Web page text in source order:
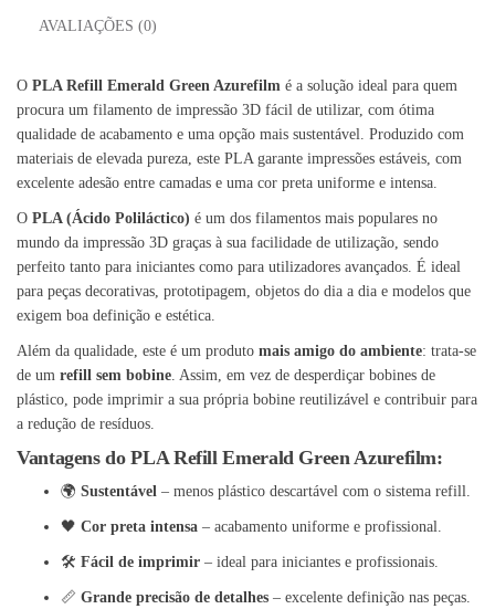
AVALIAÇÕES (0)
O PLA Refill Emerald Green Azurefilm é a solução ideal para quem
procura um filamento de impressão 3D fácil de utilizar, com ótima
qualidade de acabamento e uma opção mais sustentável. Produzido com
materiais de elevada pureza, este PLA garante impressões estáveis, com
excelente adesão entre camadas e uma cor preta uniforme e intensa.
O PLA (Ácido Poliláctico) é um dos filamentos mais populares no
mundo da impressão 3D graças à sua facilidade de utilização, sendo
perfeito tanto para iniciantes como para utilizadores avançados. É ideal
para peças decorativas, prototipagem, objetos do dia a dia e modelos que
exigem boa definição e estética.
Além da qualidade, este é um produto mais amigo do ambiente: trata-se
de um refill sem bobine. Assim, em vez de desperdiçar bobines de
plástico, pode imprimir a sua própria bobine reutilizável e contribuir para
a redução de resíduos.
Vantagens do PLA Refill Emerald Green Azurefilm:
🌍 Sustentável – menos plástico descartável com o sistema refill.
🖤 Cor preta intensa – acabamento uniforme e profissional.
🛠️ Fácil de imprimir – ideal para iniciantes e profissionais.
📏 Grande precisão de detalhes – excelente definição nas peças.